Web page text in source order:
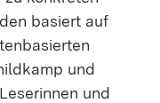
basiert auf
und
und